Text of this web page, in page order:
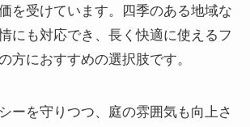
を受けています。四季のある地域な
にも対応でき、長く快適に使えるフ
方におすすめの選択肢です。
ーを守りつつ、庭の雰囲気も向上さ